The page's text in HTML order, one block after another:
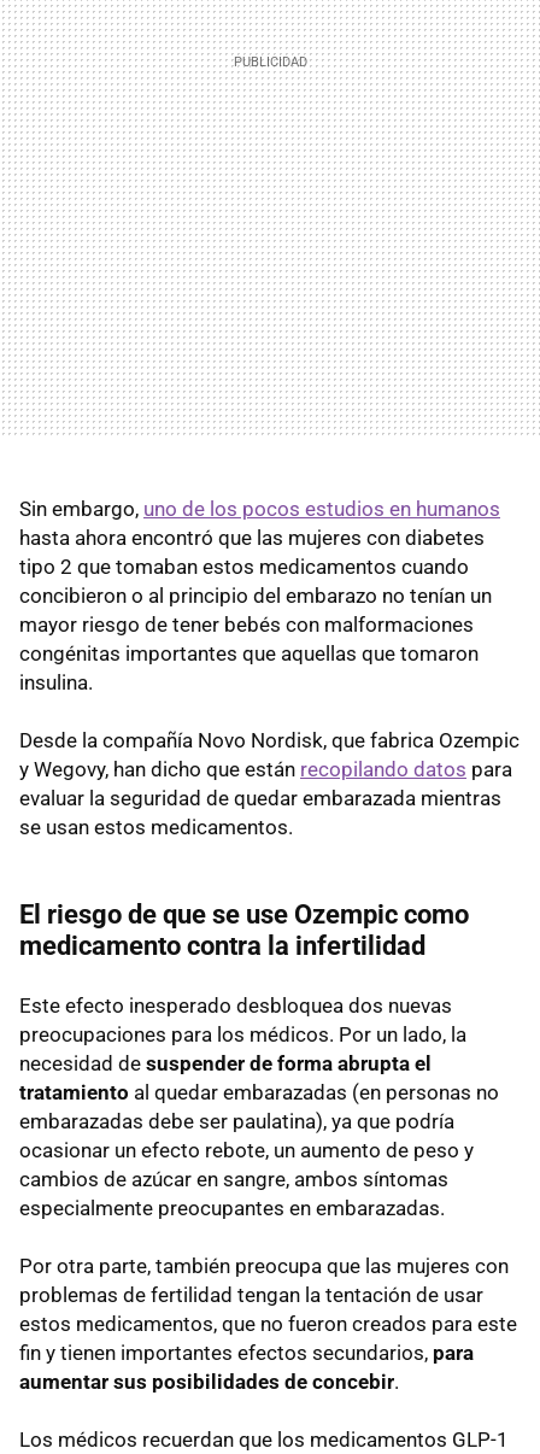
Sin embargo, uno de los pocos estudios en humanos
hasta ahora encontró que las mujeres con diabetes
tipo 2 que tomaban estos medicamentos cuando
concibieron o al principio del embarazo no tenían un
mayor riesgo de tener bebés con malformaciones
congénitas importantes que aquellas que tomaron
insulina.
Desde la compañía Novo Nordisk, que fabrica Ozempic
y Wegovy, han dicho que están recopilando datos para
evaluar la seguridad de quedar embarazada mientras
se usan estos medicamentos.
El riesgo de que se use Ozempic como
medicamento contra la infertilidad
Este efecto inesperado desbloquea dos nuevas
preocupaciones para los médicos. Por un lado, la
necesidad de suspender de forma abrupta el
tratamiento al quedar embarazadas (en personas no
embarazadas debe ser paulatina), ya que podría
ocasionar un efecto rebote, un aumento de peso y
cambios de azúcar en sangre, ambos síntomas
especialmente preocupantes en embarazadas.
Por otra parte, también preocupa que las mujeres con
problemas de fertilidad tengan la tentación de usar
estos medicamentos, que no fueron creados para este
fin y tienen importantes efectos secundarios, para
aumentar sus posibilidades de concebir.
Los médicos recuerdan que los medicamentos GLP-1